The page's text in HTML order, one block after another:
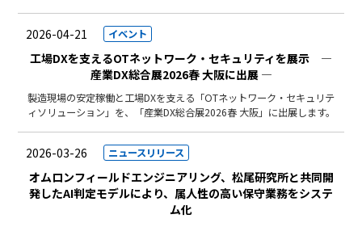
2026-04-21 イベント
工場DXを支えるOTネットワーク・セキュリティを展示 —
産業DX総合展2026春 大阪に出展 —
製造現場の安定稼働と工場DXを支える「OTネットワーク・セキュリテ
ィソリューション」を、「産業DX総合展2026春 大阪」に出展します。
2026-03-26 ニュースリリース
オムロンフィールドエンジニアリング、松尾研究所と共同開
発したAI判定モデルにより、属人性の高い保守業務をシステ
ム化